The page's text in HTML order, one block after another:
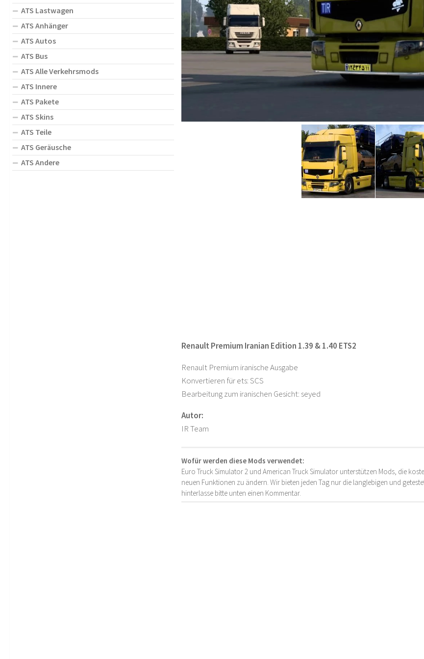
Renault Premium Iranian Edition 1.39 & 1.40 ETS2
Renault Premium iranische Ausgabe
Konvertieren für ets: SCS
Bearbeitung zum iranischen Gesicht: seyed
Autor:
IR Team
Wofür werden diese Mods verwendet:
Euro Truck Simulator 2 und American Truck Simulator unterstützen Mods, die
neuen Funktionen zu ändern. Wir bieten jeden Tag nur die langlebigen und
hinterlasse bitte unten einen Kommentar.
ATS Lastwagen
ATS Anhänger
ATS Autos
ATS Bus
ATS Alle Verkehrsmods
ATS Innere
ATS Pakete
ATS Skins
ATS Teile
ATS Geräusche
ATS Andere